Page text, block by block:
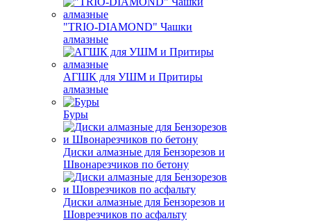
"TRIO-DIAMOND" Чашки
алмазные
АГШК для УШМ и Притиры
алмазные
Буры
Диски алмазные для Бензорезов и
Швонарезчиков по бетону
Диски алмазные для Бензорезов и
Шоврезчиков по асфальту